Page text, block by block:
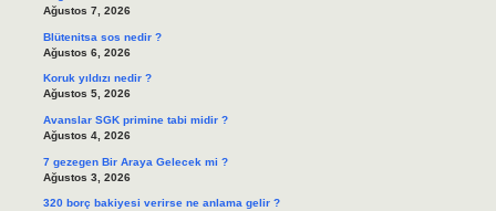
Ağustos 7, 2026
Blütenitsa sos nedir ?
Ağustos 6, 2026
Koruk yıldızı nedir ?
Ağustos 5, 2026
Avanslar SGK primine tabi midir ?
Ağustos 4, 2026
7 gezegen Bir Araya Gelecek mi ?
Ağustos 3, 2026
320 borç bakiyesi verirse ne anlama gelir ?